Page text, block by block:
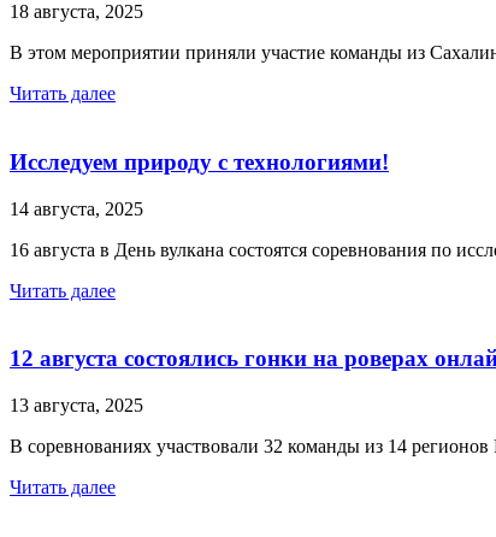
18 августа, 2025
В этом мероприятии приняли участие команды из
Читать далее
Исследуем природу с технологиями!
14 августа, 2025
16 августа в День вулкана состоятся соревнования по
Читать далее
12 августа состоялись гонки на роверах
13 августа, 2025
В соревнованиях участвовали 32 команды из 14
Читать далее